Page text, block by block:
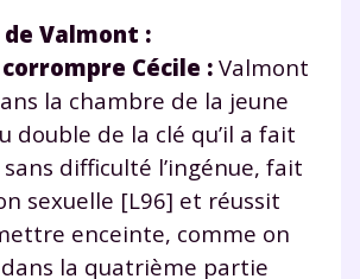
Valmont :
Cécile : Valmont
la chambre de la jeune
double de la clé qu’il a fait
difficulté l’ingénue, fait
sexuelle [L96] et réussit
enceinte, comme on
dans la quatrième partie
de progresser
réussir votre
scolaire ?
gratuitement